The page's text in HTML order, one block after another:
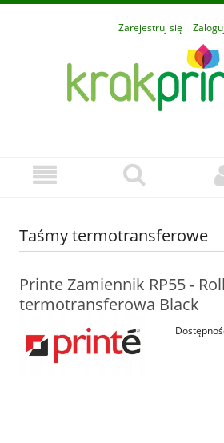
Zarejestruj się
Taśmy termotransferowe
Printe Zamiennik RP55 -
termotransferowa Black